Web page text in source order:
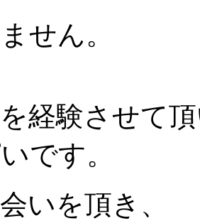
せん。
経験させて
です。
いを頂き、